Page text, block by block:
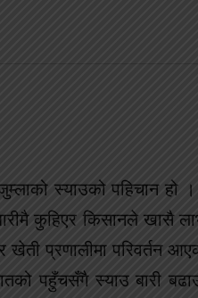
स्याउको पहिचान हो
कुहिएर किसानले खासै
खेती प्रणालीमा परिवर्तन
पहुँचसँगै स्याउ बारी